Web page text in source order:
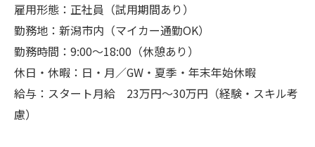
雇用形態：正社員（試用期間あり）
勤務地：新潟市内（マイカー通勤OK）
勤務時間：9:00〜18:00（休憩あり）
休日・休暇：日・月／GW・夏季・年末年始休暇
給与：スタート月給 23万円～30万円（経験・スキル考
慮）